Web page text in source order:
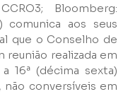
Bloomberg:
comunica aos seus
que o Conselho de
reunião realizada em
16ª (décima sexta)
conversíveis em